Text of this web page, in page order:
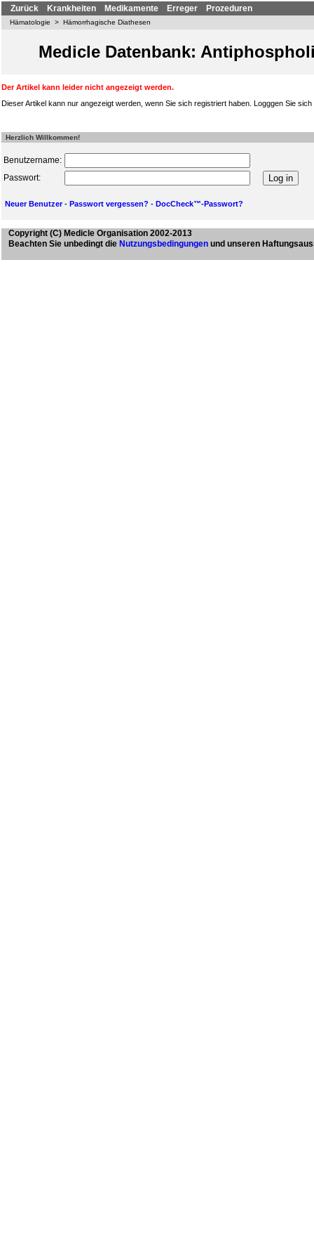
Zurück Krankheiten Medikamente Erreger Prozeduren
Hämatologie > Hämorrhagische Diathesen
Medicle Datenbank:
Der Artikel kann leider nicht angezeigt werden.
Dieser Artikel kann nur angezeigt werden, wenn Sie sich registriert haben. Logggen Sie
Herzlich Willkommen!
Benutzername:
Passwort:
Neuer Benutzer- Passwort vergessen? - DocCheck™-Passwort?
Copyright (C) Medicle Organisation 2002-2013
Beachten Sie unbedingt die Nutzungsbedingungen und unseren